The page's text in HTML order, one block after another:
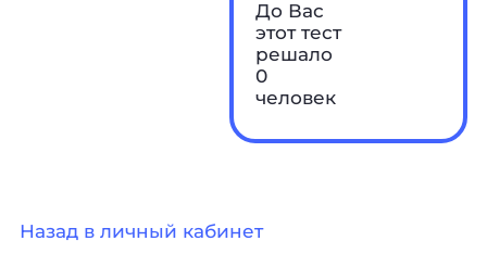
До Вас
этот тест
решало
0
человек
Назад в личный кабинет